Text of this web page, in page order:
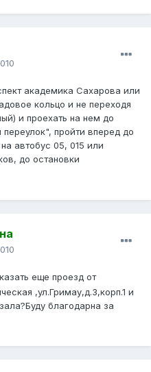
академика Сахарова или
кольцо и не переходя
и проехать на нем до
пройти вперед до
автобус 05, 015 или
до остановки
еще проезд от
,ул.Гримау,д.3,корп.1 и
благодарна за